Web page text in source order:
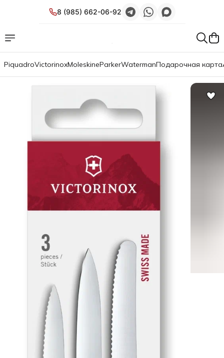
8 (985) 662-06-92
PiquadroVictorinoxMoleskineParkerWatermanПодарочная карта